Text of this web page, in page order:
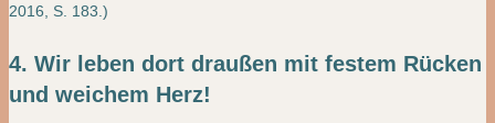
2016, S. 183.)
4. Wir leben dort draußen mit festem Rücken
und weichem Herz!